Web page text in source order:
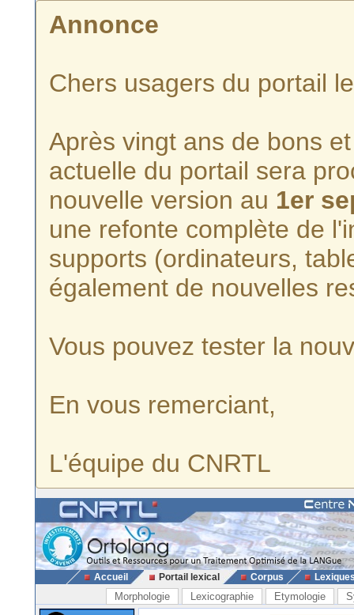
Annonce
Chers usagers du portail
Après vingt ans de bons
actuelle du portail sera
nouvelle version au 1er
une refonte complète de
supports (ordinateurs,
également de nouvelles
Vous pouvez tester la
En vous remerciant,
L'équipe du CNRTL
Accueil Portail lexical Corpus
Morphologie Lexicographie Etymologie